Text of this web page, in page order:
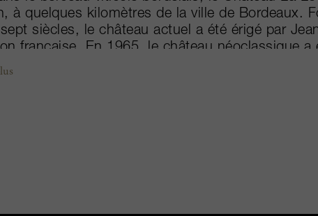
à quelques kilomètres de la ville de Bordeaux.
siècles, le château actuel a été érigé par
française. En 1965, le château néoclassique
pour mission de redorer son blason. La
: des pratiques culturales respectueuses